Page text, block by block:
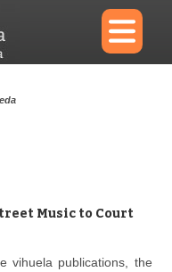
×
Music to Court
vihuela publications, the